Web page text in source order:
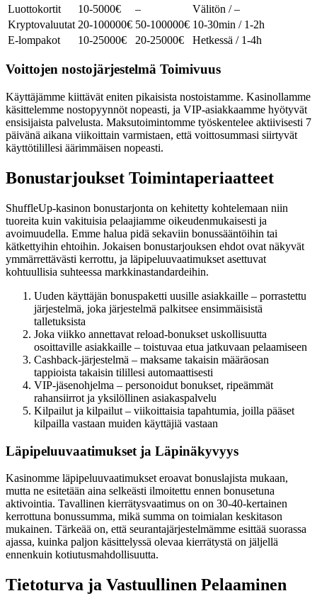
Luottokortit
10-5000€ –
Välitön / –
Kryptovaluutat 20-100000€ 50-100000€ 10-30min / 1-2h
E-lompakot
10-25000€ 20-25000€ Hetkessä / 1-4h
Voittojen nostojärjestelmä Toimivuus
Käyttäjämme kiittävät eniten pikaisista nostoistamme. Kasinollamme
käsittelemme nostopyynnöt nopeasti, ja VIP-asiakkaamme hyötyvät
ensisijaista palvelusta. Maksutoimintomme työskentelee aktiivisesti 7
päivänä aikana viikoittain varmistaen, että voittosummasi siirtyvät
käyttötilillesi äärimmäisen nopeasti.
Bonustarjoukset Toimintaperiaatteet
ShuffleUp-kasinon bonustarjonta on kehitetty kohtelemaan niin
tuoreita kuin vakituisia pelaajiamme oikeudenmukaisesti ja
avoimuudella. Emme halua pidä sekaviin bonussääntöihin tai
kätkettyihin ehtoihin. Jokaisen bonustarjouksen ehdot ovat näkyvät
ymmärrettävästi kerrottu, ja läpipeluuvaatimukset asettuvat
kohtuullisia suhteessa markkinastandardeihin.
Uuden käyttäjän bonuspaketti uusille asiakkaille – porrastettu
järjestelmä, joka järjestelmä palkitsee ensimmäisistä
talletuksista
Joka viikko annettavat reload-bonukset uskollisuutta
osoittaville asiakkaille – toistuvaa etua jatkuvaan pelaamiseen
Cashback-järjestelmä – maksame takaisin määräosan
tappioista takaisin tilillesi automaattisesti
VIP-jäsenohjelma – personoidut bonukset, ripeämmät
rahansiirrot ja yksilöllinen asiakaspalvelu
Kilpailut ja kilpailut – viikoittaisia tapahtumia, joilla pääset
kilpailla vastaan muiden käyttäjiä vastaan
Läpipeluuvaatimukset ja Läpinäkyvyys
Kasinomme läpipeluuvaatimukset eroavat bonuslajista mukaan,
mutta ne esitetään aina selkeästi ilmoitettu ennen bonusetuna
aktivointia. Tavallinen kierrätysvaatimus on on 30-40-kertainen
kerrottuna bonussumma, mikä summa on toimialan keskitason
mukainen. Tärkeää on, että seurantajärjestelmämme esittää suorassa
ajassa, kuinka paljon käsittelyssä olevaa kierrätystä on jäljellä
ennenkuin kotiutusmahdollisuutta.
Tietoturva ja Vastuullinen Pelaaminen